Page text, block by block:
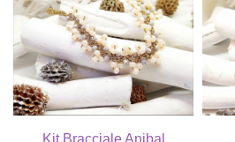
Kit Bracciale Anibal